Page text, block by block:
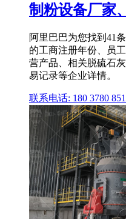
制粉设备厂家
阿里巴巴为您找到41
的工商注册年份、员
营产品、相关脱硫石
易记录等企业详情。
联系电话: 180 3780